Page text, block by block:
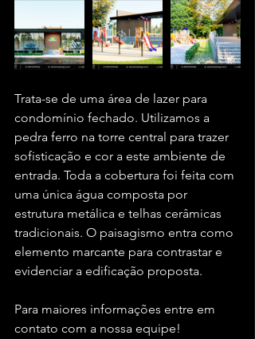
Trata-se de uma área de lazer para
condomínio fechado. Utilizamos a
pedra ferro na torre central para trazer
sofisticação e cor a este ambiente de
entrada. Toda a cobertura foi feita com
uma única água composta por
estrutura metálica e telhas cerâmicas
tradicionais. O paisagismo entra como
elemento marcante para contrastar e
evidenciar a edificação proposta.
Para maiores informações entre em
contato com a nossa equipe!